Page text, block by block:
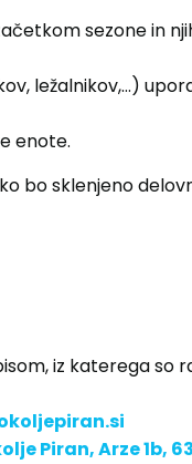
sezone in
ležalnikov,…)
enote.
bo sklenjeno
iz katerega so
Piran, Arze 1b,